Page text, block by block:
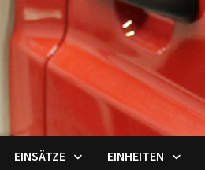
EINSÄTZE EINHEITEN